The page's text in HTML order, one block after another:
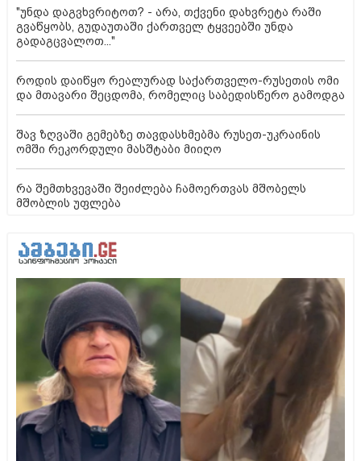
"უნდა დაგვხვრიტოთ? - არა, თქვენი დახვრეტა რაში
გვაწყობს, გუდაუთაში ქართველ ტყვეებში უნდა
გადაგცვალოთ..."
როდის დაიწყო რეალურად საქართველო-რუსეთის ომი
და მთავარი შეცდომა, რომელიც საბედისწერო გამოდგა
შავ ზღვაში გემებზე თავდასხმებმა რუსეთ-უკრაინის
ომში რეკორდული მასშტაბი მიიღო
რა შემთხვევაში შეიძლება ჩამოერთვას მშობელს
მშობლის უფლება